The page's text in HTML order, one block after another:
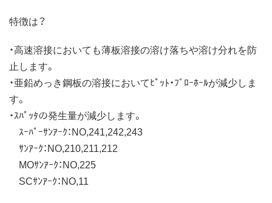
特徴は？
・高速溶接においても薄板溶接の溶け落ちや溶け分れを防
止します。
・亜鉛めっき鋼板の溶接においてﾋﾟｯﾄ・ﾌﾞﾛｰﾎｰﾙが減少しま
す。
・ｽﾊﾟｯﾀの発生量が減少します。
ｽｰﾊﾟｰｻﾝｱｰｸ：NO,241,242,243
ｻﾝｱｰｸ：NO,210,211,212
MOｻﾝｱｰｸ：NO,225
SCｻﾝｱｰｸ：NO,11